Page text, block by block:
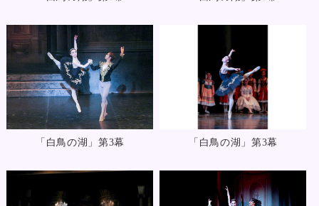
「白鳥の湖」第3幕 「白鳥の湖」第3幕